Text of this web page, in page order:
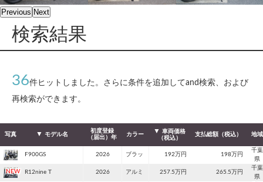
Previous Next
検索結果
36件ヒットしました。さらに条件を追加してand検索、および
再検索ができます。
写真 モデル名
初度登録
（届出）年
カラー
車両価格
（税込）
支払総額（税込） 地域
F900GS 2026 ブラッ 192万円 198万円
千葉
県
R12nine T 2026 アルミ 257.5万円 265.5万円
千葉
県